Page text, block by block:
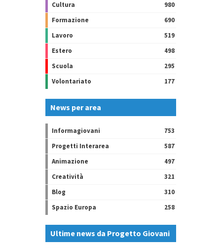
Cultura
980
Formazione
690
Lavoro
519
Estero
498
Scuola
295
Volontariato
177
News per area
Informagiovani
753
Progetti Interarea
587
Animazione
497
Creatività
321
Blog
310
Spazio Europa
258
Ultime news da Progetto Giovani